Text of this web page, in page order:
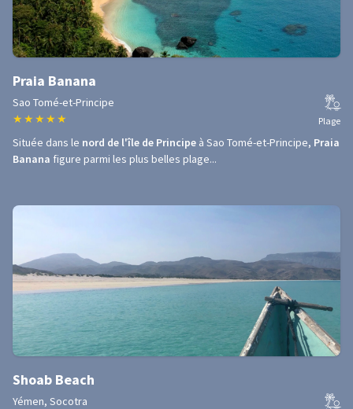
Praia Banana
Sao Tomé-et-Principe
★ ★ ★ ★ ★ Plage
Située dans le nord de l'île de Principe à Sao Tomé-et-Principe, Praia
Banana figure parmi les plus belles plage...
Shoab Beach
Yémen, Socotra